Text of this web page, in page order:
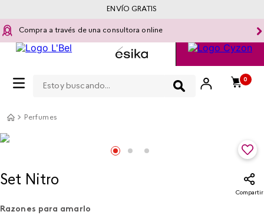
Compra a través de una consultora online
0
ENVÍO GRATIS
Perfumes
Set Nitro
Compartir
Razones para amarlo